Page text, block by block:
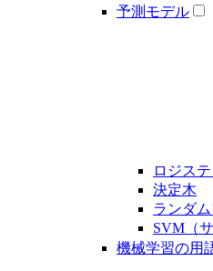
予測モデル
ロジス
決定木
ランダ
SVM（
機械学習の用